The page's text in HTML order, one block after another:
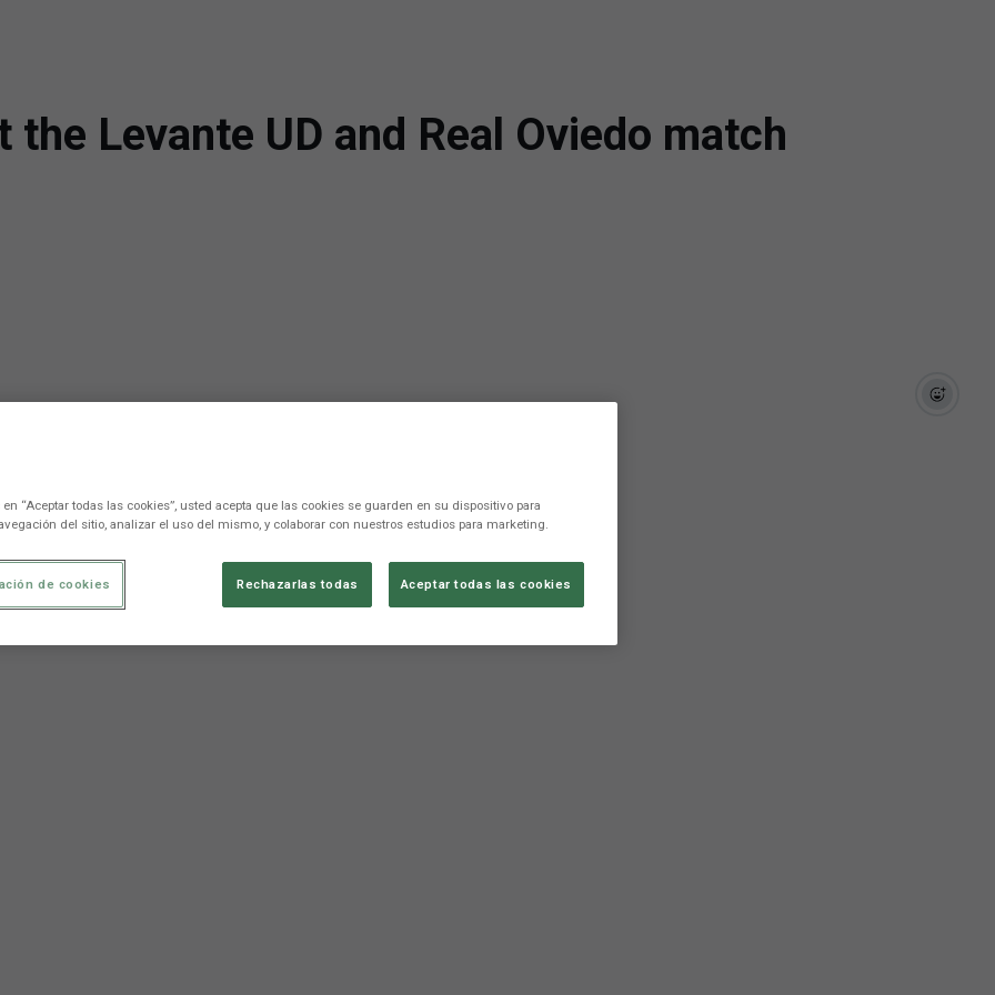
Levante UD and Real Oviedo match
“Aceptar todas las cookies”, usted acepta que las cookies se guarden en su dispositivo para
del sitio, analizar el uso del mismo, y colaborar con nuestros estudios para marketing.
Rechazarlas todas Aceptar todas las cookies
de cookies